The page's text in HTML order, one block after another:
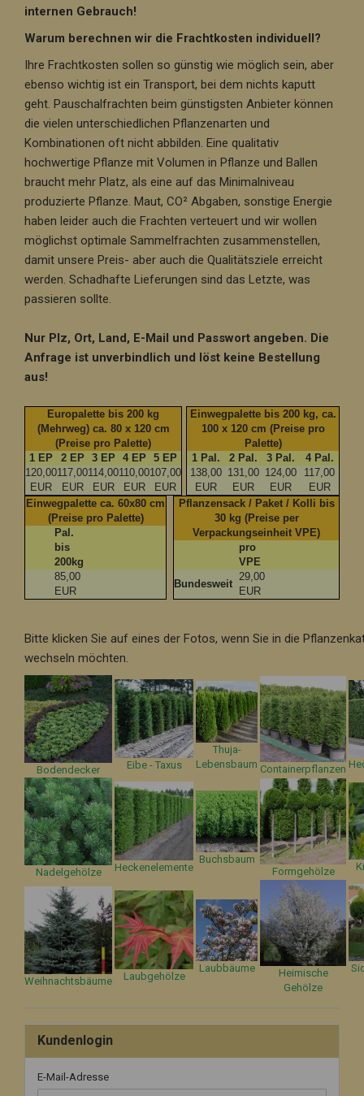
internen Gebrauch!
Warum berechnen wir die Frachtkosten individuell?
Ihre Frachtkosten sollen so günstig wie möglich sein, aber
ebenso wichtig ist ein Transport, bei dem nichts kaputt
geht. Pauschalfrachten beim günstigsten Anbieter können
die vielen unterschiedlichen Pflanzenarten und
Kombinationen oft nicht abbilden. Eine qualitativ
hochwertige Pflanze mit Volumen in Pflanze und Ballen
braucht mehr Platz, als eine auf das Minimalniveau
produzierte Pflanze. Maut, CO² Abgaben, sonstige Energie
haben leider auch die Frachten verteuert und wir wollen
möglichst optimale Sammelfrachten zusammenstellen,
damit unsere Preis- aber auch die Qualitätsziele erreicht
werden. Schadhafte Lieferungen sind das Letzte, was
passieren sollte.
Nur Plz, Ort, Land, E-Mail und Passwort angeben. Die
Anfrage ist unverbindlich und löst keine Bestellung
aus!
Europalette bis 200 kg
(Mehrweg) ca. 80 x 120 cm
(Preise pro Palette)
1 EP
2 EP 3 EP 4 EP
5 EP
120,00
EUR
117,00
EUR
114,00
EUR
110,00
EUR
107,00
EUR
Einwegpalette bis 200 kg, ca.
100 x 120 cm (Preise pro
Palette)
1 Pal.
2 Pal. 3 Pal.
4 Pal.
138,00
EUR
131,00
EUR
124,00
EUR
117,00
EUR
Einwegpalette ca. 60x80 cm
(Preise pro Palette)
Pal.
bis
200kg
85,00
EUR
Pflanzensack / Paket / Kolli bis
30 kg (Preise per
Verpackungseinheit VPE)
pro
VPE
Bundesweit
29,00
EUR
Bitte klicken Sie auf eines der Fotos, wenn Sie in die
wechseln möchten.
Bodendecker Eibe - Taxus
Thuja-
Lebensbaum Containerpflanzen
Nadelgehölze Heckenelemente
Buchsbaum
Formgehölze
Weihnachtsbäume Laubgehölze
Laubbäume
Heimische
Gehölze
Kundenlogin
E-Mail-Adresse